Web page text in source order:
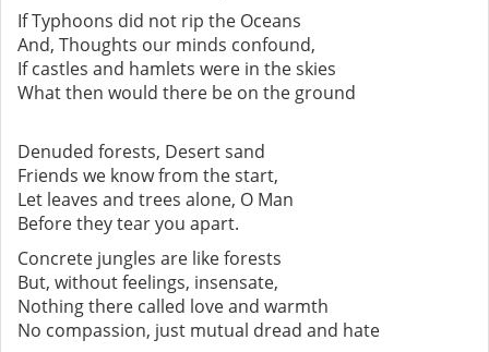
If Typhoons did not rip the Oceans
And, Thoughts our minds confound,
If castles and hamlets were in the skies
What then would there be on the ground
Denuded forests, Desert sand
Friends we know from the start,
Let leaves and trees alone, O Man
Before they tear you apart.
Concrete jungles are like forests
But, without feelings, insensate,
Nothing there called love and warmth
No compassion, just mutual dread and hate